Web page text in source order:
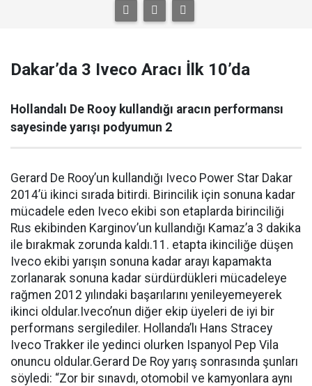
Dakar’da 3 Iveco Aracı İlk 10’da
Hollandalı De Rooy kullandığı aracın performansı
sayesinde yarışı podyumun 2
Gerard De Rooy’un kullandığı Iveco Power Star Dakar
2014’ü ikinci sırada bitirdi. Birincilik için sonuna kadar
mücadele eden Iveco ekibi son etaplarda birinciliği
Rus ekibinden Karginov’un kullandığı Kamaz’a 3 dakika
ile bırakmak zorunda kaldı.11. etapta ikinciliğe düşen
Iveco ekibi yarışın sonuna kadar arayı kapamakta
zorlanarak sonuna kadar sürdürdükleri mücadeleye
rağmen 2012 yılındaki başarılarını yenileyemeyerek
ikinci oldular.Iveco’nun diğer ekip üyeleri de iyi bir
performans sergilediler. Hollanda’lı Hans Stracey
Iveco Trakker ile yedinci olurken Ispanyol Pep Vila
onuncu oldular.Gerard De Roy yarış sonrasında şunları
söyledi: “Zor bir sınavdı, otomobil ve kamyonlara aynı